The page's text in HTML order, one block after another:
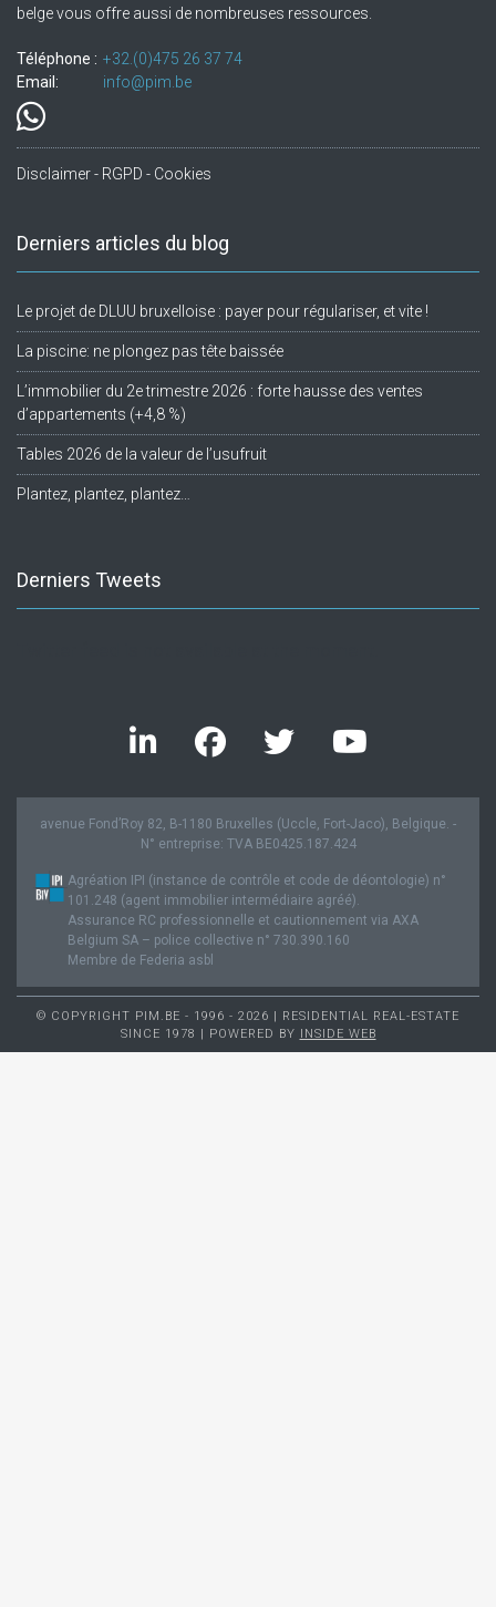
belge vous offre aussi de nombreuses ressources.
Téléphone : +32.(0)475 26 37 74
Email:
info@pim.be
Disclaimer - RGPD - Cookies
Derniers articles du blog
Le projet de DLUU bruxelloise : payer pour régulariser, et vite !
La piscine: ne plongez pas tête baissée
L’immobilier du 2e trimestre 2026 : forte hausse des ventes
d’appartements (+4,8 %)
Tables 2026 de la valeur de l’usufruit
Plantez, plantez, plantez…
Derniers Tweets
avenue Fond’Roy 82, B-1180 Bruxelles (Uccle, Fort-Jaco), Belgique. -
N° entreprise: TVA BE0425.187.424
Agréation IPI (instance de contrôle et code de déontologie) n°
101.248 (agent immobilier intermédiaire agréé).
Assurance RC professionnelle et cautionnement via AXA
Belgium SA – police collective n° 730.390.160
Membre de Federia asbl
© COPYRIGHT PIM.BE - 1996 - 2026 | RESIDENTIAL REAL-ESTATE
SINCE 1978 | POWERED BY INSIDE WEB